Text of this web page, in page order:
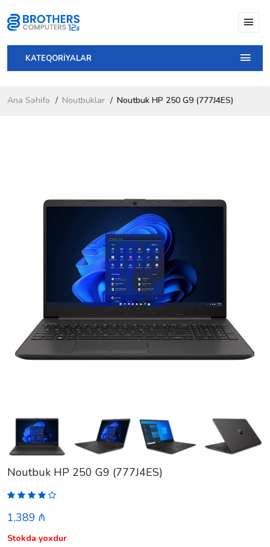
KATEQORİYALAR
Ana Səhifə Noutbuklar Noutbuk HP 250 G9 (777J4ES)
Noutbuk HP 250 G9 (777J4ES)
1,389 ₼
Stokda yoxdur